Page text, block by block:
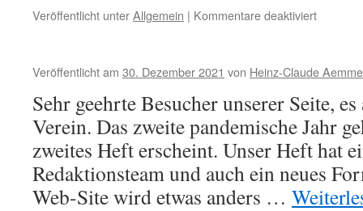
Veröffentlicht unterAllgemein | Kommentare deaktiviertfür
2022
ist
da
Veröffentlicht am 30. Dezember 2021 von Heinz-Claude
Sehr geehrte Besucher unserer Seite,
Verein. Das zweite pandemische Jahr
zweites Heft erscheint. Unser Heft hat
Redaktionsteam und auch ein neues
Web-Site wird etwas anders …